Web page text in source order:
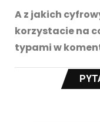
A z jakich
korzystacie na
typami w